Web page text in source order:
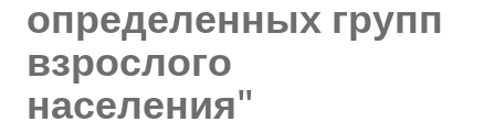
определенных групп
взрослого
населения"